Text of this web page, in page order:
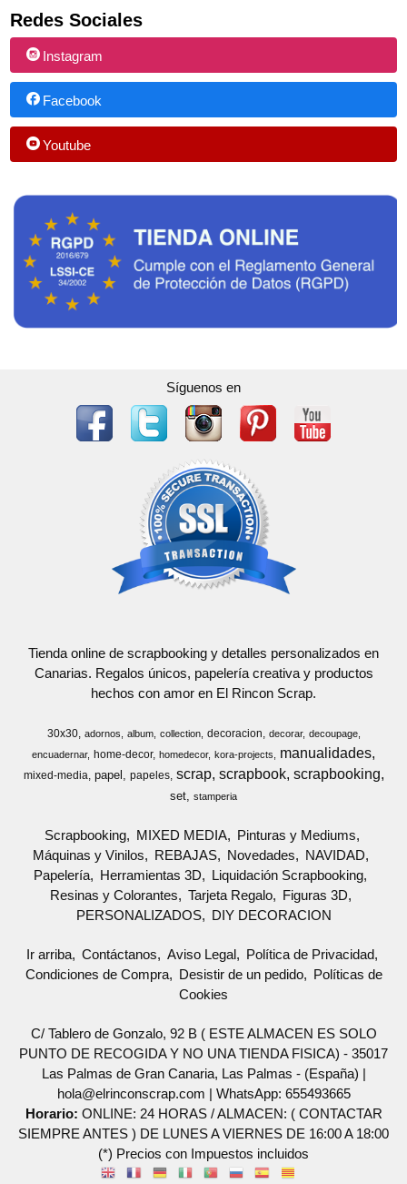
Redes Sociales
Instagram
Facebook
Youtube
Síguenos en
Tienda online de scrapbooking y detalles personalizados en
Canarias. Regalos únicos, papelería creativa y productos
hechos con amor en El Rincon Scrap.
30x30 adornos album collection decoracion decorar
decoupage
encuadernar home-decor homedecor kora-projects manualidades
mixed-media papel papeles scrap scrapbook scrapbooking
set stamperia
Scrapbooking MIXED MEDIA
Pinturas y Mediums
Máquinas y Vinilos
REBAJAS Novedades
NAVIDAD
Papelería
Herramientas 3D
Liquidación Scrapbooking
Resinas y Colorantes
Tarjeta Regalo
Figuras 3D
PERSONALIZADOS
DIY DECORACION
Ir arriba Contáctanos Aviso Legal
Política de Privacidad
Condiciones de Compra
Desistir de un pedido
Políticas de
Cookies
C/ Tablero de Gonzalo, 92 B ( ESTE ALMACEN ES SOLO
PUNTO DE RECOGIDA Y NO UNA TIENDA FISICA) - 35017
Las Palmas de Gran Canaria, Las Palmas - (España) |
hola@elrinconscrap.com | WhatsApp: 655493665
Horario: ONLINE: 24 HORAS / ALMACEN: ( CONTACTAR
SIEMPRE ANTES ) DE LUNES A VIERNES DE 16:00 A 18:00
(*) Precios con Impuestos incluidos